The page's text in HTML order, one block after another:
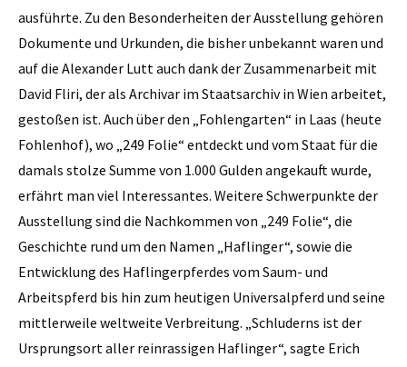
ausführte. Zu den Besonderheiten der Ausstellung gehören
Dokumente und Urkunden, die bisher unbekannt waren und
auf die Alexander Lutt auch dank der Zusammenarbeit mit
David Fliri, der als Archivar im Staatsarchiv in Wien arbeitet,
gestoßen ist. Auch über den „Fohlengarten“ in Laas (heute
Fohlenhof), wo „249 Folie“ entdeckt und vom Staat für die
damals stolze Summe von 1.000 Gulden angekauft wurde,
erfährt man viel Interessantes. Weitere Schwerpunkte der
Ausstellung sind die Nachkommen von „249 Folie“, die
Geschichte rund um den Namen „Haflinger“, sowie die
Entwicklung des Haflingerpferdes vom Saum- und
Arbeitspferd bis hin zum heutigen Universalpferd und seine
mittlerweile weltweite Verbreitung. „Schluderns ist der
Ursprungsort aller reinrassigen Haflinger“, sagte Erich